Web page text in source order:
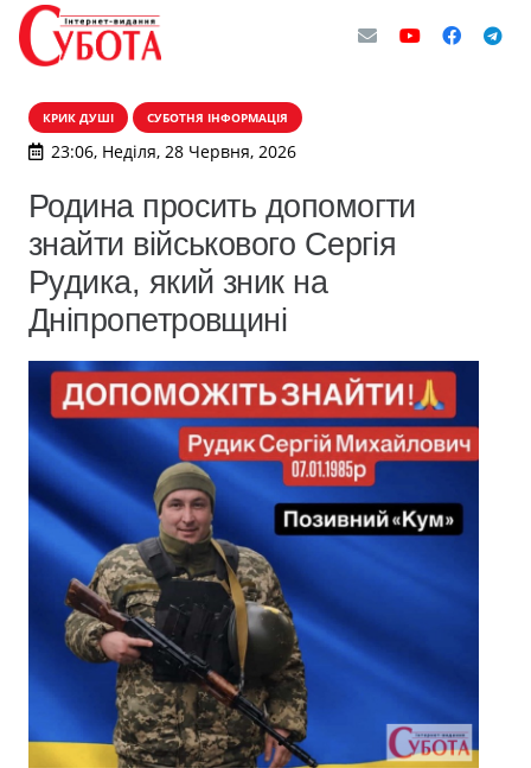
КРИК ДУШІ СУБОТНЯ ІНФОРМАЦІЯ
23:06, Неділя, 28 Червня, 2026
Родина просить допомогти
знайти військового Сергія
Рудика, який зник на
Дніпропетровщині